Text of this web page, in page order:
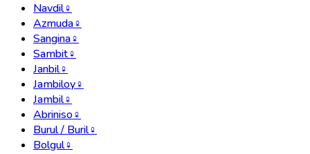
Navdil♀
Azmuda♀
Sangina♀
Sambit♀
Janbil♀
Jambiloy♀
Jambil♀
Abriniso♀
Burul / Buril♀
Bolgul♀